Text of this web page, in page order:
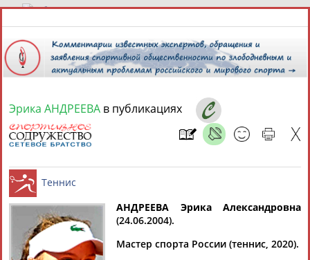
6 августа 2026 года,13:26
Найдено: 13181 Расширенный поиск
Аслаудин
АБАЕВ
Елена
АБАИМОВА
Мария
АБАКУМОВА
АБАЛАКИНА
Эрика АНДРЕЕВА в публикациях
Теннис
АНДРЕЕВА Эрика Александровна
(24.06.2004).
Мастер спорта России (теннис, 2020).